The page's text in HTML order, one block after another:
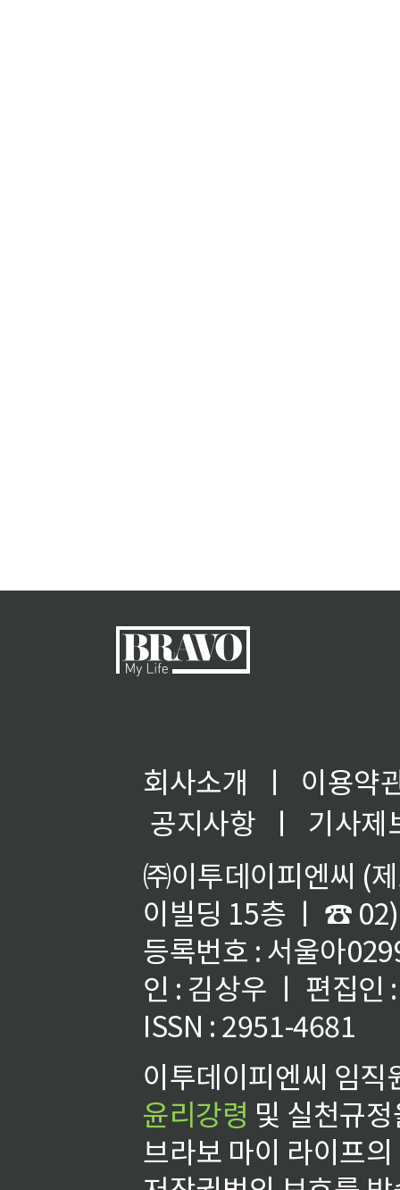
회사소개 ㅣ
이용약
공지사항
ㅣ
기사제
㈜이투데이피엔씨 (
이빌딩 15층 ㅣ ☎
등록번호 : 서울아
인 : 김상우 ㅣ 편집인
ISSN : 2951-4681
이투데이피엔씨 임
윤리강령 및 실천규
브라보 마이 라이프